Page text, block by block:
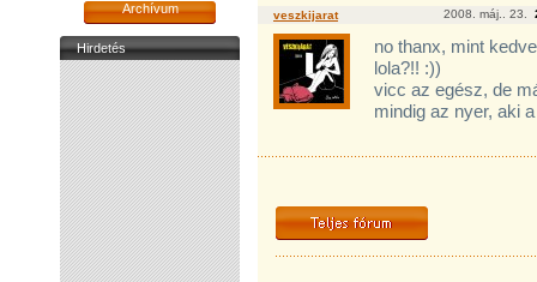
Archívum
Hirdetés
veszkijarat 2008. máj.. 23.
no thanx, mint
lola?!! :))
vicc az egész, de
mindig az nyer, aki